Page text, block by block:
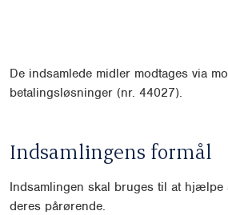
De indsamlede midler modtages via
betalingsløsninger (nr. 44027).
Indsamlingens formål
Indsamlingen skal bruges til at hjælpe
deres pårørende.